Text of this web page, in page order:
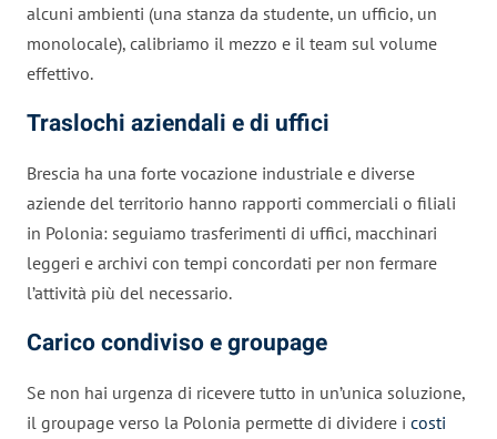
alcuni ambienti (una stanza da studente, un ufficio, un
monolocale), calibriamo il mezzo e il team sul volume
effettivo.
Traslochi aziendali e di uffici
Brescia ha una forte vocazione industriale e diverse
aziende del territorio hanno rapporti commerciali o filiali
in Polonia: seguiamo trasferimenti di uffici, macchinari
leggeri e archivi con tempi concordati per non fermare
l’attività più del necessario.
Carico condiviso e groupage
Se non hai urgenza di ricevere tutto in un’unica soluzione,
il groupage verso la Polonia permette di dividere i costi